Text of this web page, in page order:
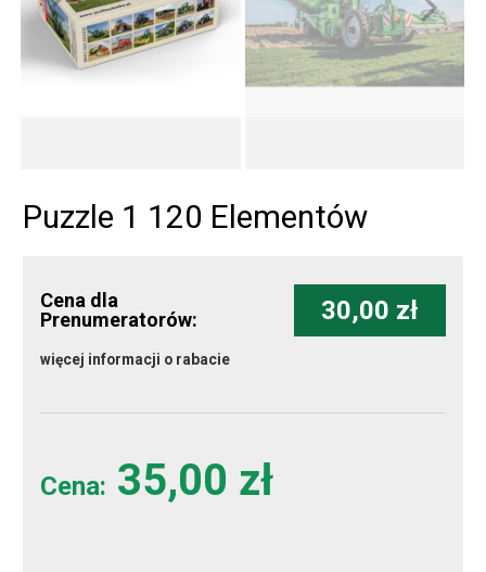
Puzzle 1 120 Elementów
Cena dla
Prenumeratorów:
30,00 zł
więcej informacji o rabacie
Cena: 35,00 zł